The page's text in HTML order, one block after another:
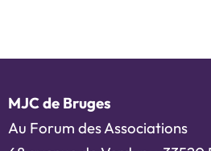
MJC de Bruges
Au Forum des Associations